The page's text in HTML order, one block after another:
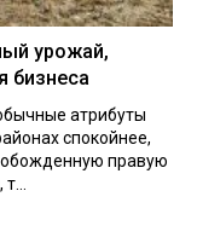
урожай,
бизнеса
атрибуты
спокойнее,
правую